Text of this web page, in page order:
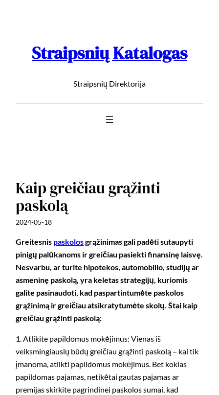
Straipsnių Katalogas
Straipsnių Direktorija
Kaip greičiau grąžinti
paskolą
2024-05-18
Greitesnis paskolosgrąžinimas gali padėti sutaupyti
pinigų palūkanoms ir greičiau pasiekti finansinę laisvę.
Nesvarbu, ar turite hipotekos, automobilio, studijų ar
asmeninę paskolą, yra keletas strategijų, kuriomis
galite pasinaudoti, kad paspartintumėte paskolos
grąžinimą ir greičiau atsikratytumėte skolų. Štai kaip
greičiau grąžinti paskolą:
1. Atlikite papildomus mokėjimus: Vienas iš
veiksmingiausių būdų greičiau grąžinti paskolą – kai tik
įmanoma, atlikti papildomus mokėjimus. Bet kokias
papildomas pajamas, netikėtai gautas pajamas ar
premijas skirkite pagrindinei paskolos sumai, kad